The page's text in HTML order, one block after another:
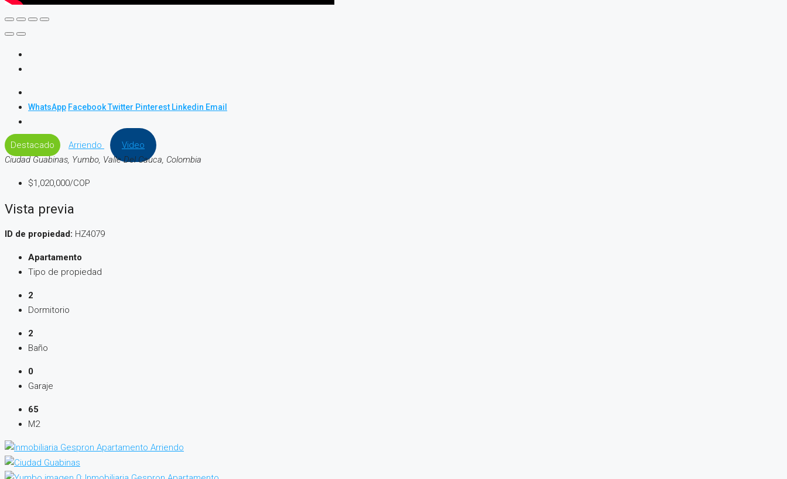
WhatsApp FacebookTwitter Pinterest Linkedin Email
Destacado Arriendo
Video
Ciudad Guabinas, Yumbo, Valle Del Cauca, Colombia
$1,020,000/COP
Vista previa
ID de propiedad: HZ4079
Apartamento
Tipo de propiedad
2
Dormitorio
2
Baño
0
Garaje
65
M2